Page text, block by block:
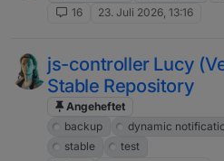
16
23. Juli 2026, 13:16
js-controller Lucy
Stable Repository
Angeheftet
backup
dynamic
stable
test